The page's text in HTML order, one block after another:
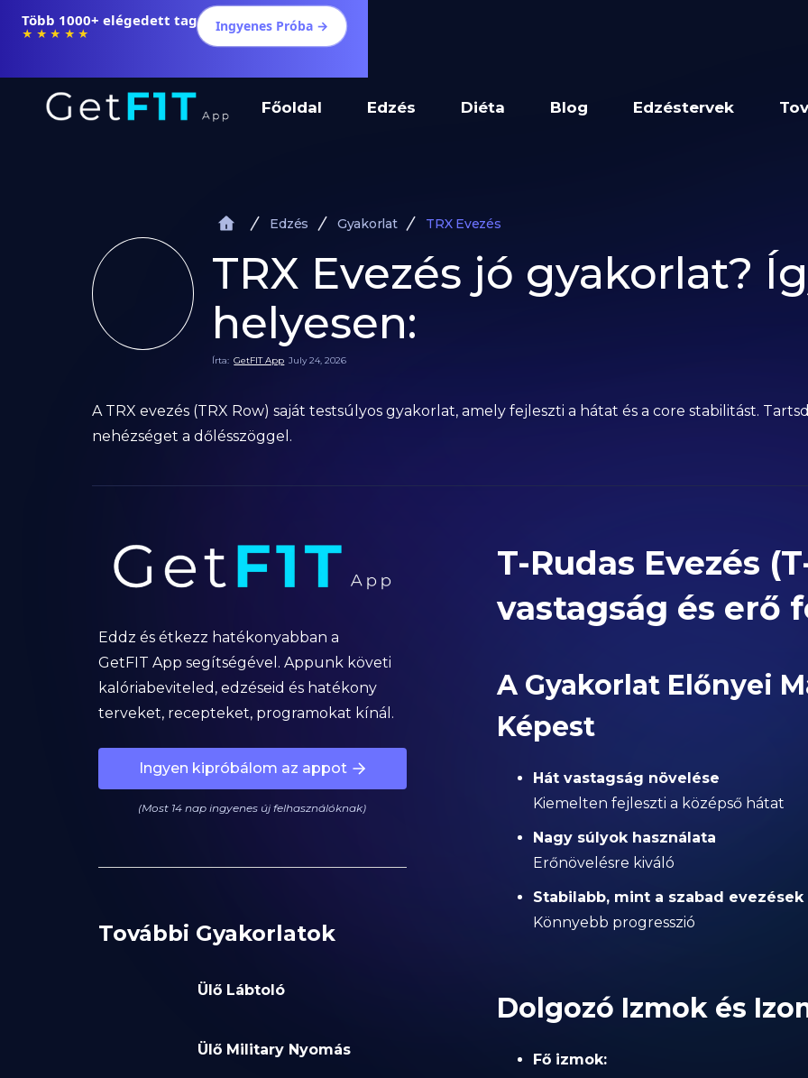
Több 1000+ elégedett tag
★★★★★ Ingyenes Próba →
Főoldal Edzés Diéta Blog Edzéstervek
Edzés Gyakorlat TRX Evezés
TRX Evezés jó gyakorlat?
helyesen:
Írta: GetFIT App July 24, 2026
A TRX evezés (TRX Row) saját testsúlyos gyakorlat, amely fejleszti a hátat és a core stabilitást.
nehézséget a dőlésszöggel.
Eddz és étkezz hatékonyabban a
GetFIT App segítségével. Appunk követi
kalóriabeviteled, edzéseid és hatékony
terveket, recepteket, programokat kínál.
Ingyen kipróbálom az appot
(Most 14 nap ingyenes új felhasználóknak)
További Gyakorlatok
Ülő Lábtoló
Ülő Military Nyomás
T-Rudas Evezés
vastagság és erő
A Gyakorlat Előnyei
Képest
Hát vastagság növelése
Kiemelten fejleszti a középső hátat
Nagy súlyok használata
Erőnövelésre kiváló
Stabilabb, mint a szabad
Könnyebb progresszió
Dolgozó Izmok és
Fő izmok: